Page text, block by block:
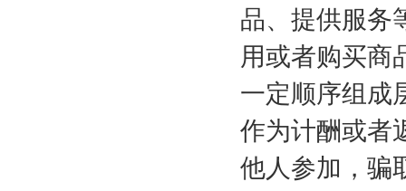
品、提供服务
用或者购买商
一定顺序组成
作为计酬或者
他人参加，骗